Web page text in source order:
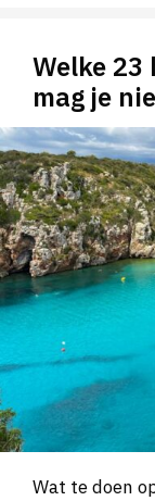
Welke 23
mag je
Wat te doen